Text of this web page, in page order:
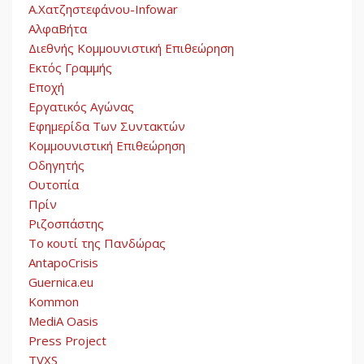
Α.Χατζηστεφάνου-Infowar
ΑλφαΒήτα
Διεθνής Κομμουνιστική Επιθεώρηση
Εκτός Γραμμής
Εποχή
Εργατικός Αγώνας
Εφημερίδα Των Συντακτών
Κομμουνιστική Επιθεώρηση
Οδηγητής
Ουτοπία
Πρίν
Ριζοσπάστης
Το κουτί της Πανδώρας
AntapoCrisis
Guernica.eu
Kommon
MediA Oasis
Press Project
TVXS